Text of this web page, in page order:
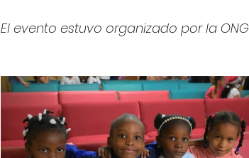
El evento estuvo organizado por la